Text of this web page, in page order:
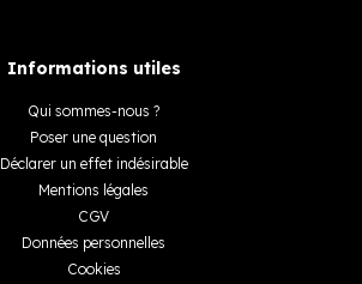
Informations utiles
Qui sommes-nous ?
Poser une question
Déclarer un effet indésirable
Mentions légales
CGV
Données personnelles
Cookies